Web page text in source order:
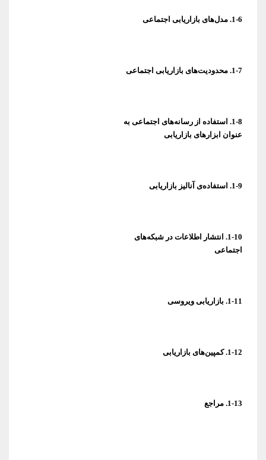
1-6. مدل‌های بازاریابی اجتماعی
1-7. محدودیت‌های بازاریابی اجتماعی
عنوان ابزارهای بازاریابی
1-9. استفاده‌ی آنالیز بازاریابی
اجتماعی
1-11. بازاریابی ویروسی
1-12. کمپین‌های بازاریابی
1-13. مراجع